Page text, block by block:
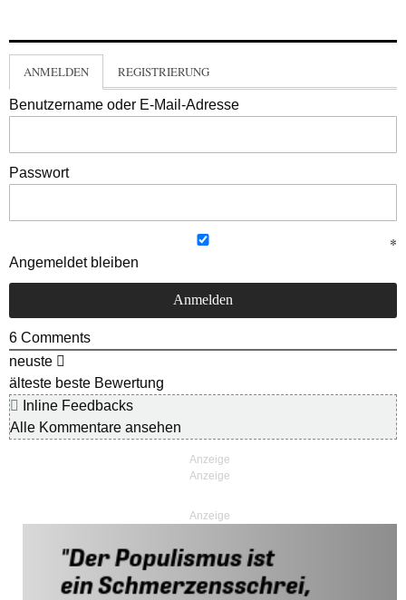
ANMELDEN REGISTRIERUNG
Benutzername oder E-Mail-Adresse
Passwort
Angemeldet bleiben
6 Comments
neuste
älteste beste Bewertung
Inline Feedbacks
Alle Kommentare ansehen
Anzeige